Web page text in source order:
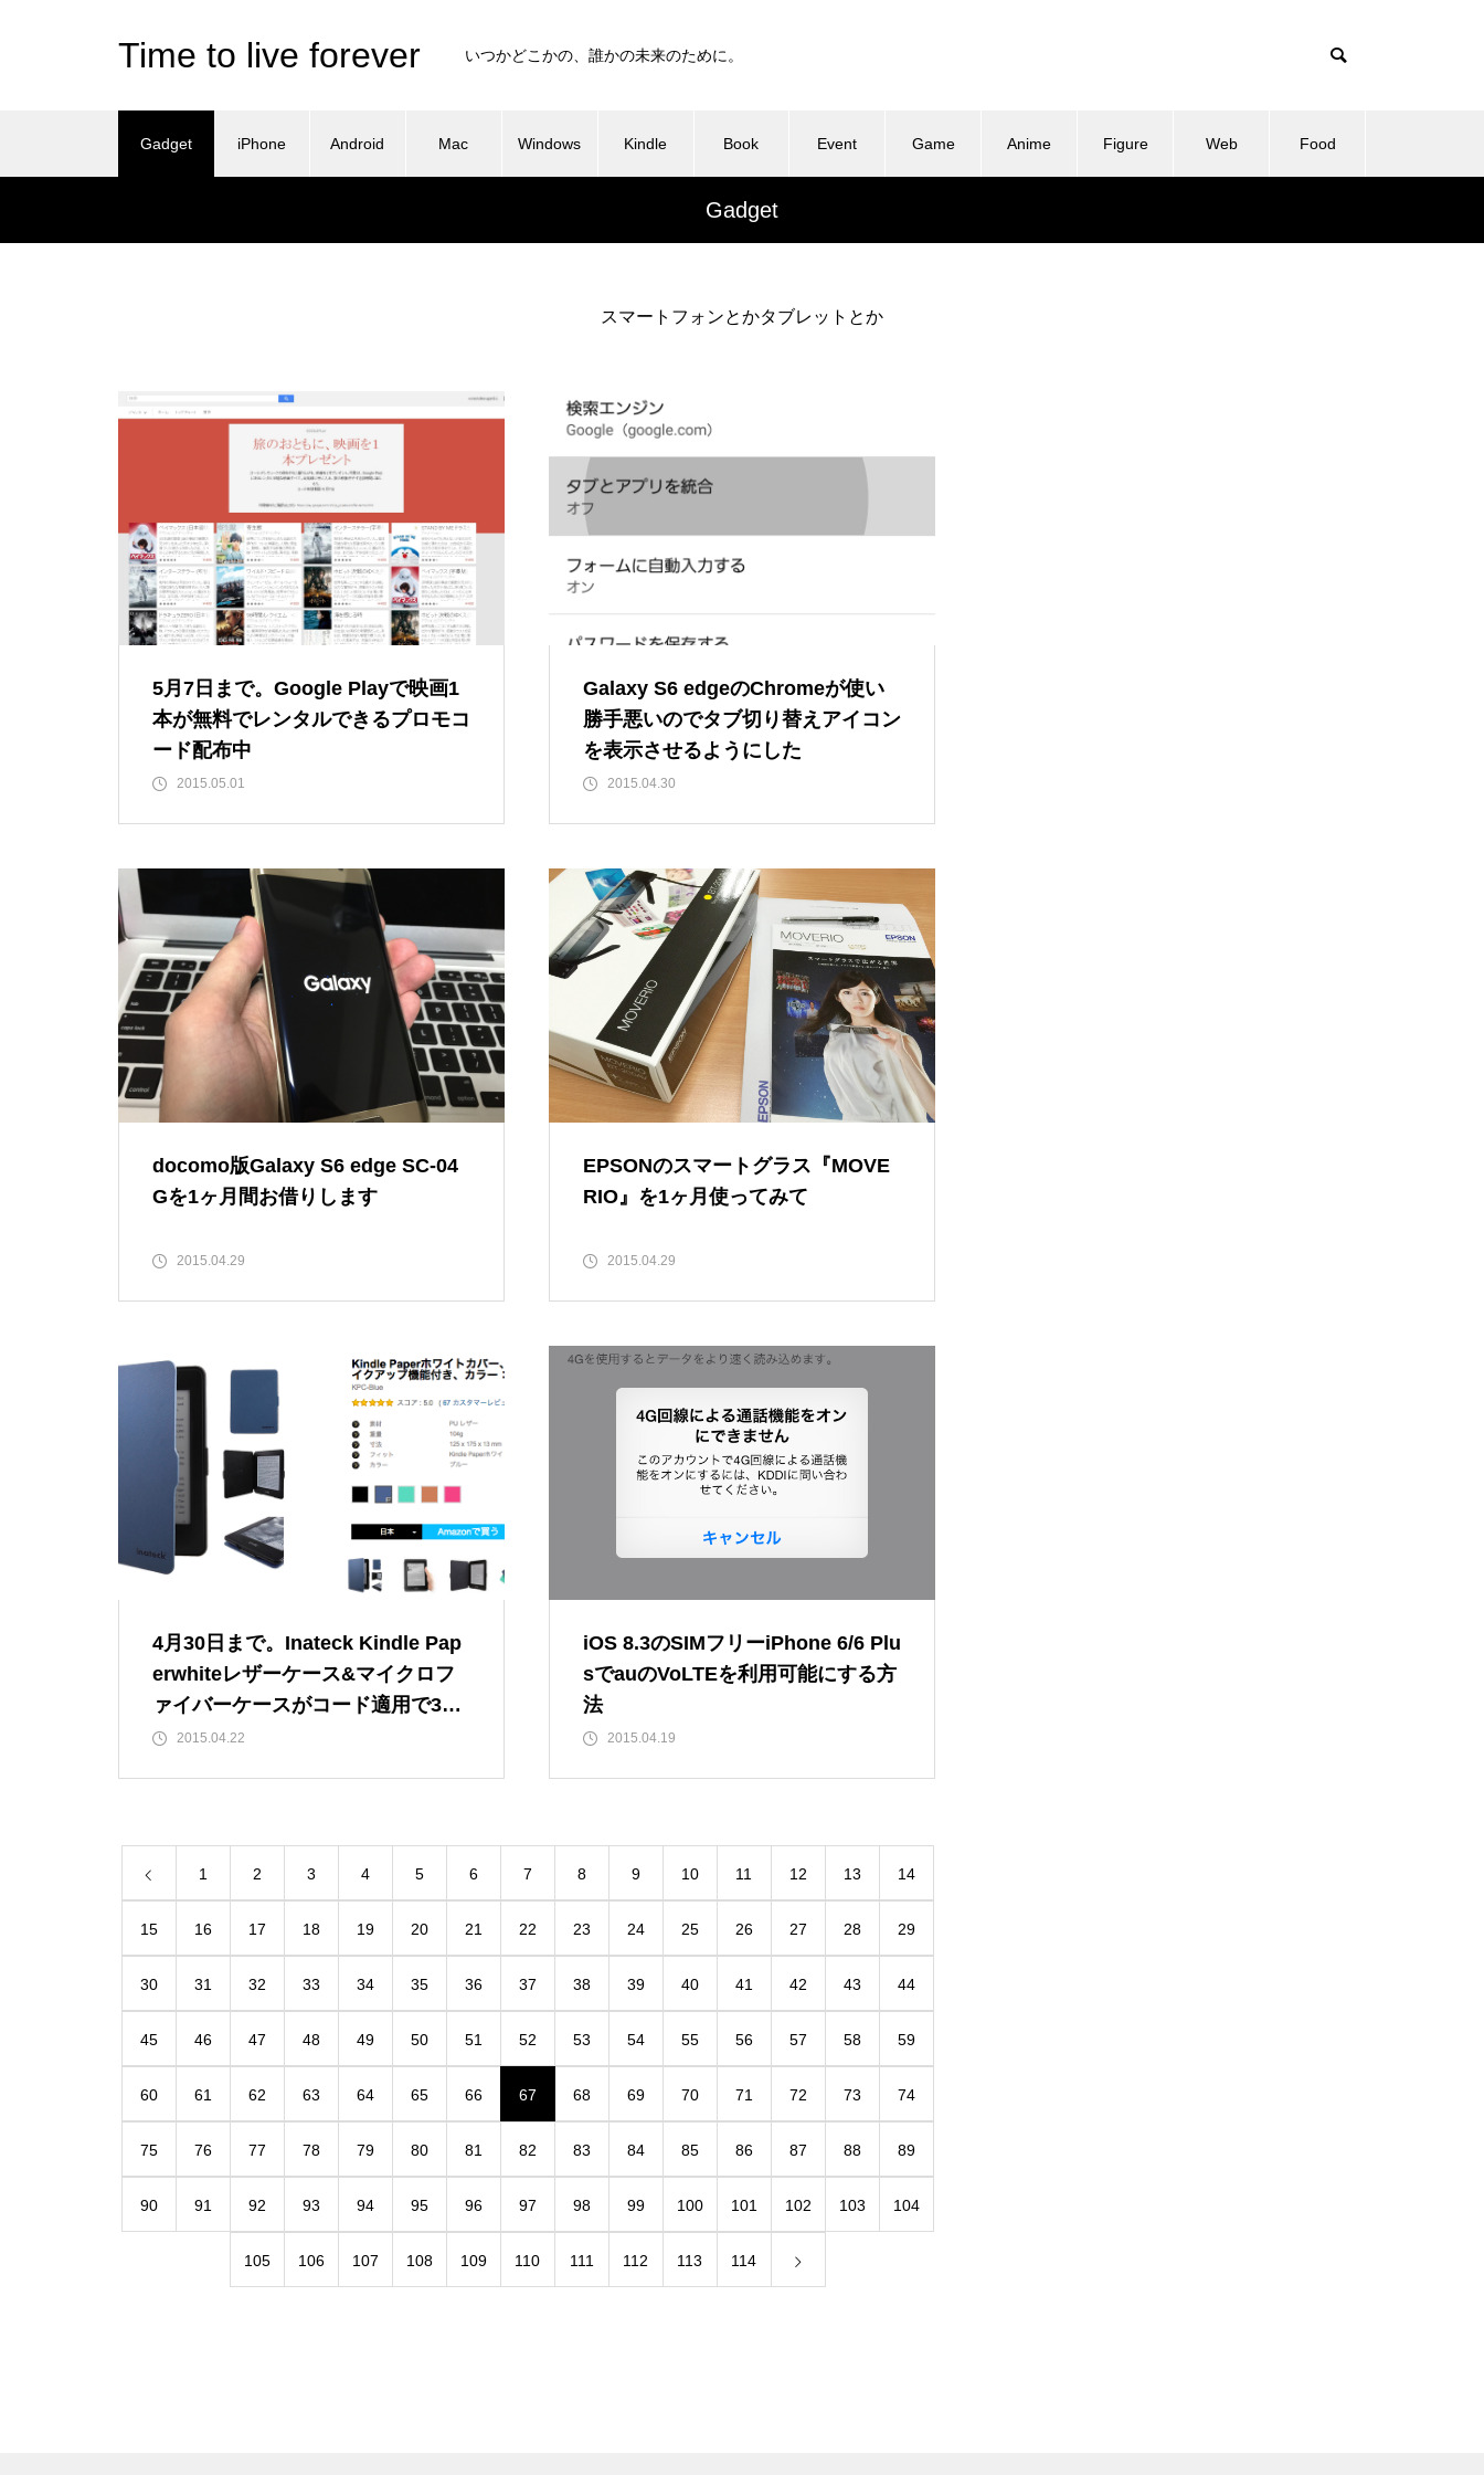
Time to live forever いつかどこかの、誰かの未来のために。
Gadget iPhone Android Mac Windows Kindle Book Event Game Anime Figure Web Food
Gadget
スマートフォンとかタブレットとか
5月7日まで。Google Playで映画1
本が無料でレンタルできるプロモコ
ード配布中
2015.05.01
Galaxy S6 edgeのChromeが使い
勝手悪いのでタブ切り替えアイコン
を表示させるようにした
2015.04.30
docomo版Galaxy S6 edge SC-04
Gを1ヶ月間お借りします
2015.04.29
EPSONのスマートグラス『MOVE
RIO』を1ヶ月使ってみて
2015.04.29
4月30日まで。Inateck Kindle Pap
erwhiteレザーケース&マイクロフ
ァイバーケースがコード適用で300
円OFF
2015.04.22
iOS 8.3のSIMフリーiPhone 6/6 Plu
sでauのVoLTEを利用可能にする方
法
2015.04.19
1 2 3 4 5 6 7 8 9 10 11 12 13 14
15 16 17 18 19 20 21 22 23 24 25 26 27 28 29
30 31 32 33 34 35 36 37 38 39 40 41 42 43 44
45 46 47 48 49 50 51 52 53 54 55 56 57 58 59
60 61 62 63 64 65 66 67 68 69 70 71 72 73 74
75 76 77 78 79 80 81 82 83 84 85 86 87 88 89
90 91 92 93 94 95 96 97 98 99 100 101 102 103 104
105 106 107 108 109 110 111 112 113 114